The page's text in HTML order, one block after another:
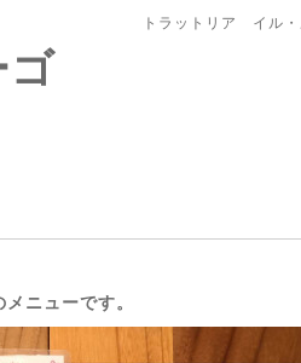
トラットリア イル・
ゴ
ニューです。